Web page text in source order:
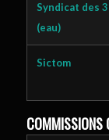
Syndicat des
(eau)
Sictom
COMMISSIONS